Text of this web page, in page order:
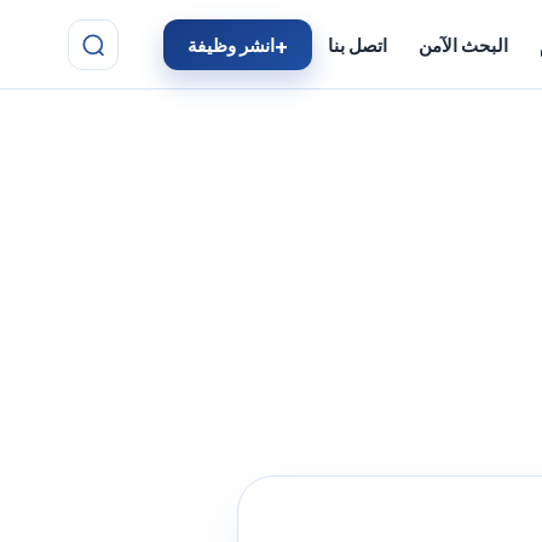
البحث الآمن اتصل بنا انشر وظيفة